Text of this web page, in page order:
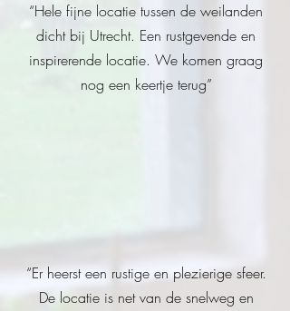
“Hele fijne locatie tussen de weilanden
dicht bij Utrecht. Een rustgevende en
inspirerende locatie. We komen graag
nog een keertje terug”
“Er heerst een rustige en plezierige sfeer.
De locatie is net van de snelweg en